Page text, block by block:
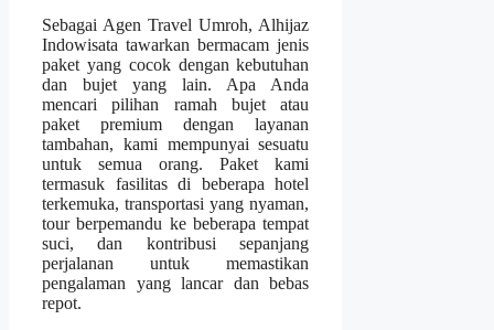
Sebagai Agen Travel Umroh, Alhijaz
Indowisata tawarkan bermacam jenis
paket yang cocok dengan kebutuhan
dan bujet yang lain. Apa Anda
mencari pilihan ramah bujet atau
paket premium dengan layanan
tambahan, kami mempunyai sesuatu
untuk semua orang. Paket kami
termasuk fasilitas di beberapa hotel
terkemuka, transportasi yang nyaman,
tour berpemandu ke beberapa tempat
suci, dan kontribusi sepanjang
perjalanan untuk memastikan
pengalaman yang lancar dan bebas
repot.